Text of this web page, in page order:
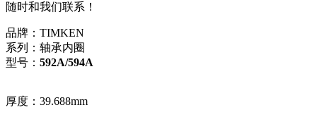
随时和我们联系！
品牌：TIMKEN
系列：轴承内圈
型号： 592A/594A
厚度：39.688mm